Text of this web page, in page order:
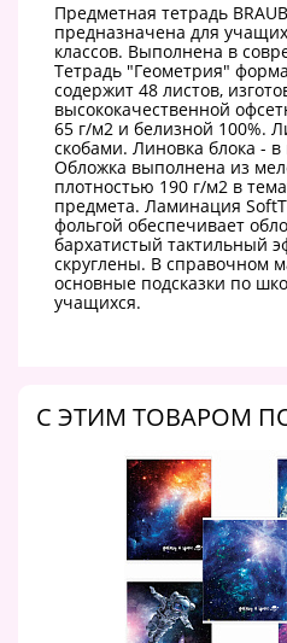
Предметная тетрадь
предназначена для
классов. Выполнена в
Тетрадь "Геометрия"
содержит 48 листов,
высококачественной
65 г/м2 и белизной 100%.
скобами. Линовка блока - в
Обложка выполнена из
плотностью 190 г/м2 в
предмета. Ламинация
фольгой обеспечивает
бархатистый тактильный
скруглены. В справочном
основные подсказки по
учащихся.
C ЭТИМ ТОВАРОМ